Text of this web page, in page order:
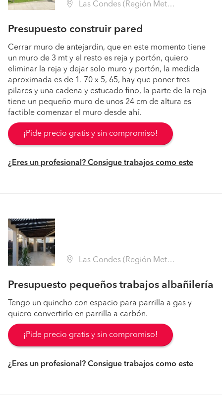
Las Condes (Región Metropolitana - Santiago)
Presupuesto construir pared
Cerrar muro de antejardin, que en este momento tiene
un muro de 3 mt y el resto es reja y portón, quiero
eliminar la reja y dejar solo muro y portón, la medida
aproximada es de 1. 70 x 5, 65, hay que poner tres
pilares y una cadena y estucado fino, la parte de la reja
tiene un pequeño muro de unos 24 cm de altura es
factible comenzar el muro desde ahí.
¡Pide precio gratis y sin compromiso!
¿Eres un profesional? Consigue trabajos como este
Las Condes (Región Metropolitana - Santiago)
Presupuesto pequeños trabajos albañilería
Tengo un quincho con espacio para parrilla a gas y
quiero convertirlo en parrilla a carbón.
¡Pide precio gratis y sin compromiso!
¿Eres un profesional? Consigue trabajos como este